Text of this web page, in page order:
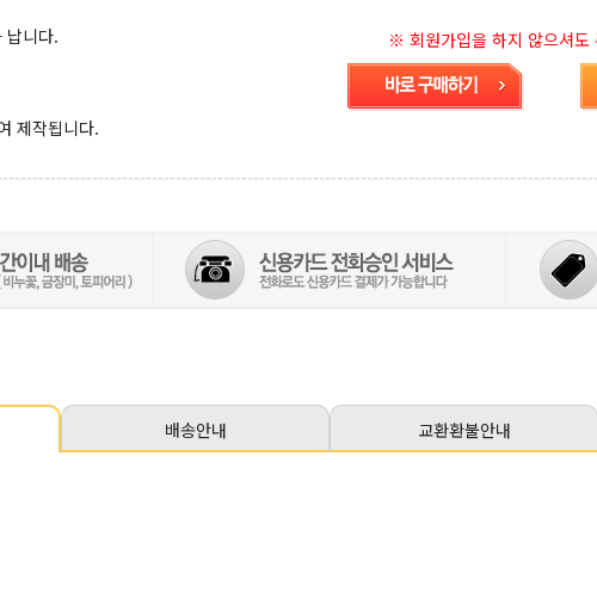
납니다.
제작됩니다.
※ 회원가입을 하지 않으셔
배송안내 교환환불안내